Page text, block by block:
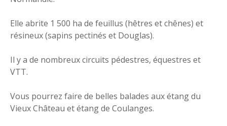
Elle abrite 1 500 ha de feuillus (hêtres et chênes) et
résineux (sapins pectinés et Douglas).
Il y a de nombreux circuits pédestres, équestres et
VTT.
Vous pourrez faire de belles balades aux étang du
Vieux Château et étang de Coulanges.